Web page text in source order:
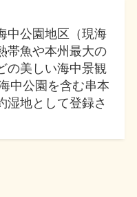
中公園地区（現海
帯魚や本州最大の
の美しい海中景観
中公園を含む串本
湿地として登録さ